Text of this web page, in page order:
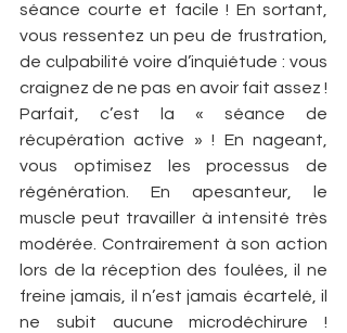
séance courte et facile ! En sortant,
vous ressentez un peu de frustration,
de culpabilité voire d’inquiétude : vous
craignez de ne pas en avoir fait assez !
Parfait, c’est la « séance de
récupération active » ! En nageant,
vous optimisez les processus de
régénération. En apesanteur, le
muscle peut travailler à intensité très
modérée. Contrairement à son action
lors de la réception des foulées, il ne
freine jamais, il n’est jamais écartelé, il
ne subit aucune microdéchirure !